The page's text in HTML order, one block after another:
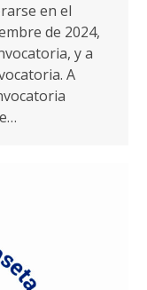
en el
de 2024,
y a
A